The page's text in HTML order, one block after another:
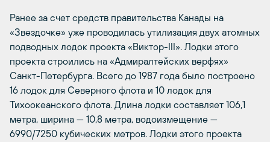
Ранее за счет средств правительства Канады на
«Звездочке» уже проводилась утилизация двух атомных
подводных лодок проекта «Виктор-III». Лодки этого
проекта строились на «Адмиралтейских верфях»
Санкт-Петербурга. Всего до 1987 года было построено
16 лодок для Северного флота и 10 лодок для
Тихоокеанского флота. Длина лодки составляет 106,1
метра, ширина — 10,8 метра, водоизмещение —
6990/7250 кубических метров. Лодки этого проекта